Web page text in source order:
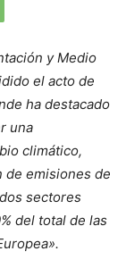
y Medio
el acto de
ha destacado
una
climático,
de emisiones de
sectores
del total de las